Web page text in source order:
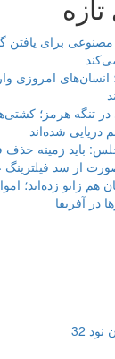
برای یافتن
انسان‌های امروزی
در تنگه هرمز؛
دریایی شده‌اند
باید زمینه
از سد فیلترینگ
هم زانو زده‌اند؛
در آفریقا
32